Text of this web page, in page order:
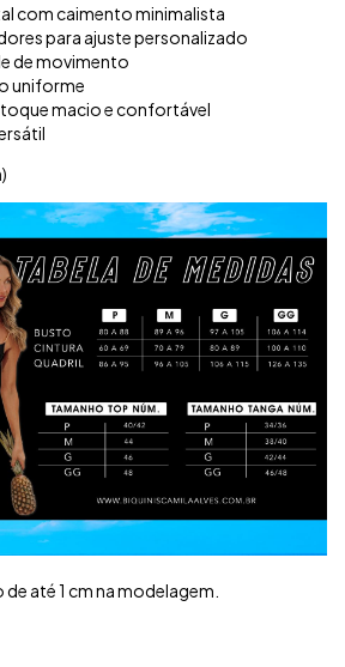
com caimento minimalista
para ajuste personalizado
de movimento
uniforme
macio e confortável
até 1 cm na modelagem.